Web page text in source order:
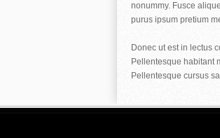
nonummy. Fusce
purus ipsum pretium
Donec ut est in lectus
Pellentesque habitant
Pellentesque cursus